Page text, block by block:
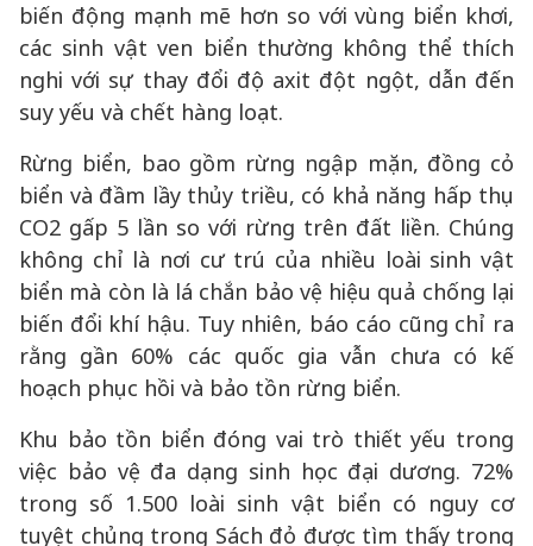
biến động mạnh mẽ hơn so với vùng biển khơi,
các sinh vật ven biển thường không thể thích
nghi với sự thay đổi độ axit đột ngột, dẫn đến
suy yếu và chết hàng loạt.
Rừng biển, bao gồm rừng ngập mặn, đồng cỏ
biển và đầm lầy thủy triều, có khả năng hấp thụ
CO2 gấp 5 lần so với rừng trên đất liền. Chúng
không chỉ là nơi cư trú của nhiều loài sinh vật
biển mà còn là lá chắn bảo vệ hiệu quả chống lại
biến đổi khí hậu. Tuy nhiên, báo cáo cũng chỉ ra
rằng gần 60% các quốc gia vẫn chưa có kế
hoạch phục hồi và bảo tồn rừng biển.
Khu bảo tồn biển đóng vai trò thiết yếu trong
việc bảo vệ đa dạng sinh học đại dương. 72%
trong số 1.500 loài sinh vật biển có nguy cơ
tuyệt chủng trong Sách đỏ được tìm thấy trong